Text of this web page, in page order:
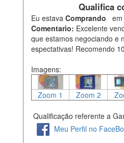
Qualifica
Eu estava Comprando em
Comentario: Excelente
que estamos negociando e
espectativas! Recomendo
Imagens:
Zoom 1 Zoom 2
Qualificação referente a
Meu Perfil no